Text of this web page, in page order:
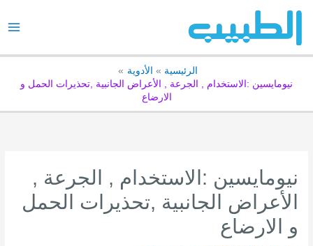
المحتوى
الرئيسية
الأدوية
نيومايسين :الاستخدام , الجرعة , الأعراض الجانبية ,تحذيرات الحمل و
الارضاع
نيومايسين :الاستخدام , الجرعة ,
الأعراض الجانبية ,تحذيرات الحمل
و الارضاع